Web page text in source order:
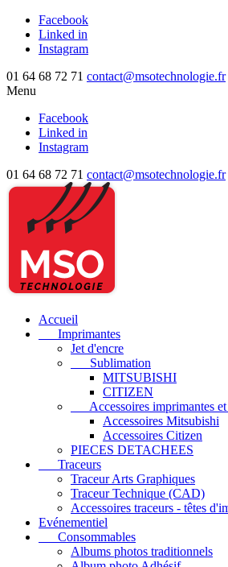
Facebook
Linked in
Instagram
01 64 68 72 71 contact@msotechnologie.fr
Menu
Facebook
Linked in
Instagram
01 64 68 72 71 contact@msotechnologie.fr
Accueil
Imprimantes
Jet d'encre
Sublimation
MITSUBISHI
CITIZEN
Accessoires imprimantes
Accessoires Mitsubishi
Accessoires Citizen
PIECES DETACHEES
Traceurs
Traceur Arts Graphiques
Traceur Technique (CAD)
Accessoires traceurs - têtes
Evénementiel
Consommables
Albums photos traditionnels